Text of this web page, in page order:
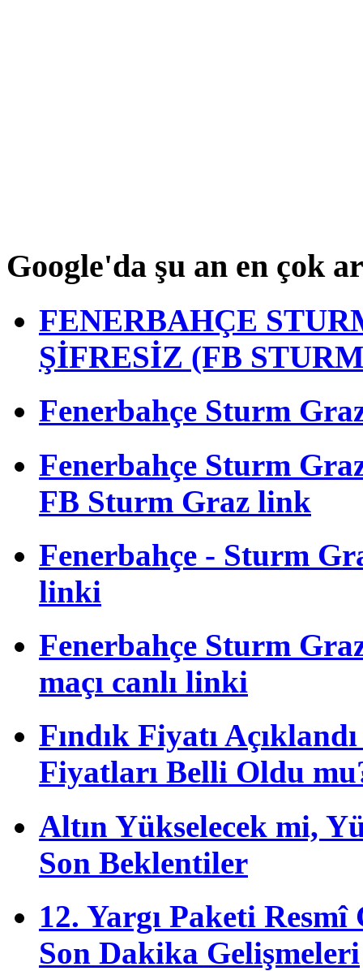
Google'da şu an en çok
FENERBAHÇE
ŞİFRESİZ (FB
Fenerbahçe Sturm
Fenerbahçe Sturm
FB Sturm Graz link
Fenerbahçe - Sturm
linki
Fenerbahçe Sturm
maçı canlı linki
Fındık Fiyatı
Fiyatları Belli Oldu
Altın Yükselecek mi,
Son Beklentiler
12. Yargı Paketi Resmî
Son Dakika Gelişmeleri